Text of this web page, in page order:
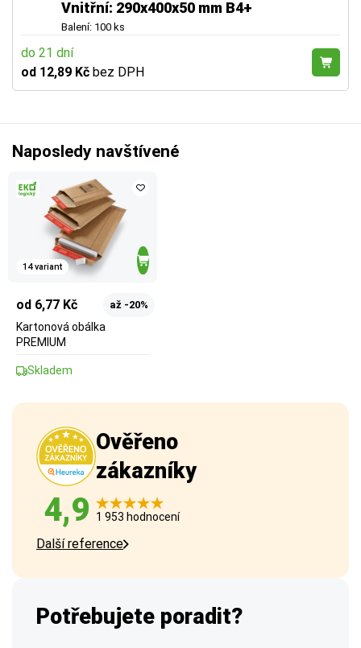
Vnitřní: 290x400x50 mm B4+
Balení: 100 ks
do 21 dní
od 12,89 Kč bez DPH
Naposledy navštívené
14 variant
od 6,77 Kč až -20%
Kartonová obálka
PREMIUM
Skladem
Ověřeno
zákazníky
4,9 1 953 hodnocení
Další reference
Potřebujete poradit?